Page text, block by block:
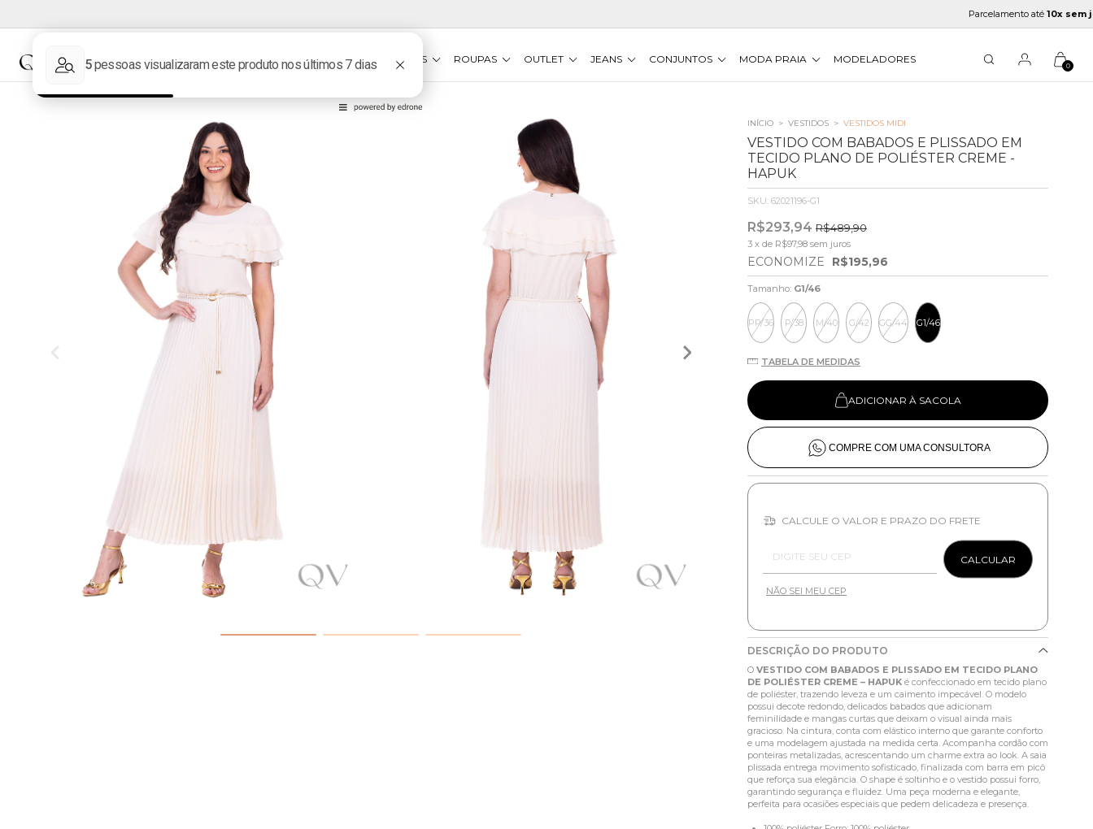
Parcelamento até10x sem juros
NOVIDADES MARCAS VESTIDOS ROUPAS OUTLET JEANS CONJUNTOS MODA PRAIA MODELADORES 0
INÍCIO > VESTIDOS > VESTIDOS MIDI
VESTIDO COM BABADOS E PLISSADO EM
TECIDO PLANO DE POLIÉSTER CREME -
HAPUK
SKU: 62021196-G1
R$293,94 R$489,90
3 x de R$97,98 sem juros
ECONOMIZE R$195,96
Tamanho: G1/46
PP/36 P/38 M/40 G/42 GG/44 G1/46
TABELA DE MEDIDAS
ADICIONAR À SACOLA
COMPRE COM UMA CONSULTORA
CALCULE O VALOR E PRAZO DO FRETE
CALCULAR
NÃO SEI MEU CEP
DESCRIÇÃO DO PRODUTO
O VESTIDO COM BABADOS E PLISSADO EM TECIDO PLANO
DE POLIÉSTER CREME – HAPUK é confeccionado em tecido plano
de poliéster, trazendo leveza e um caimento impecável. O modelo
possui decote redondo, delicados babados que adicionam
feminilidade e mangas curtas que deixam o visual ainda mais
gracioso. Na cintura, conta com elástico interno que garante conforto
e uma modelagem ajustada na medida certa. Acompanha cordão com
ponteiras metalizadas, acrescentando um charme extra ao look. A saia
plissada entrega movimento sofisticado, finalizada com barra em picô
que reforça sua elegância. O shape é soltinho e o vestido possui forro,
garantindo segurança e fluidez. Uma peça moderna e elegante,
perfeita para ocasiões especiais que pedem delicadeza e presença.